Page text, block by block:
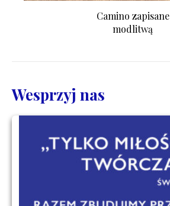
Camino zapisane
modlitwą
Wesprzyj nas